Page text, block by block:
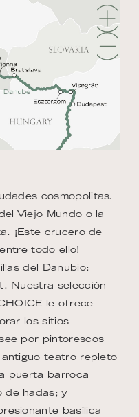
cosmopolitas.
Viejo Mundo o la
¡Este crucero de
todo ello!
del Danubio:
Nuestra selección
le ofrece
los sitios
por pintorescos
antiguo teatro repleto
puerta barroca
de hadas; y
basílica